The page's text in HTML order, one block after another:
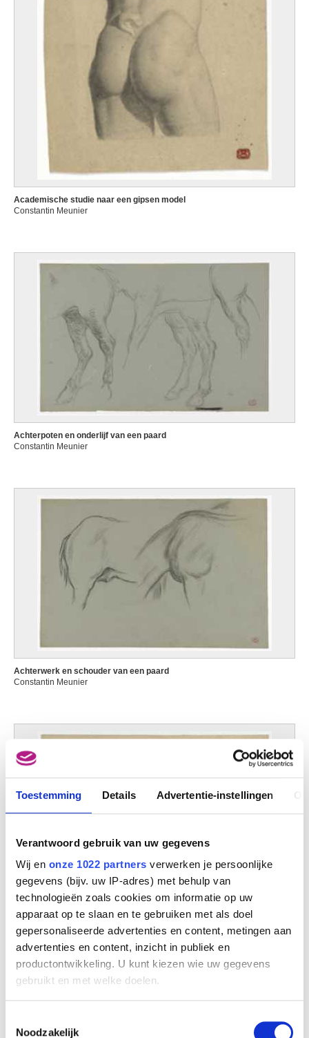
Toestemming Details Advertentie-instellingen
Verantwoord gebruik van uw gegevens
Wij en onze 1022 partners verwerken je persoonlijke
gegevens (bijv. uw IP-adres) met behulp van
technologieën zoals cookies om informatie op uw
apparaat op te slaan en te gebruiken met als doel
gepersonaliseerde advertenties en content, metingen aan
advertenties en content, inzicht in publiek en
productontwikkeling. U kunt kiezen wie uw gegevens
gebruikt en met welke doelen.
Informatie verzamelen over uw geografische
Noodzakelijk
Academische studie naar een gipsen model
Constantin Meunier
Achterpoten en onderlijf van een paard
Constantin Meunier
Achterwerk en schouder van een paard
Constantin Meunier
Achterwerk en schouders van een paard
Constantin Meunier